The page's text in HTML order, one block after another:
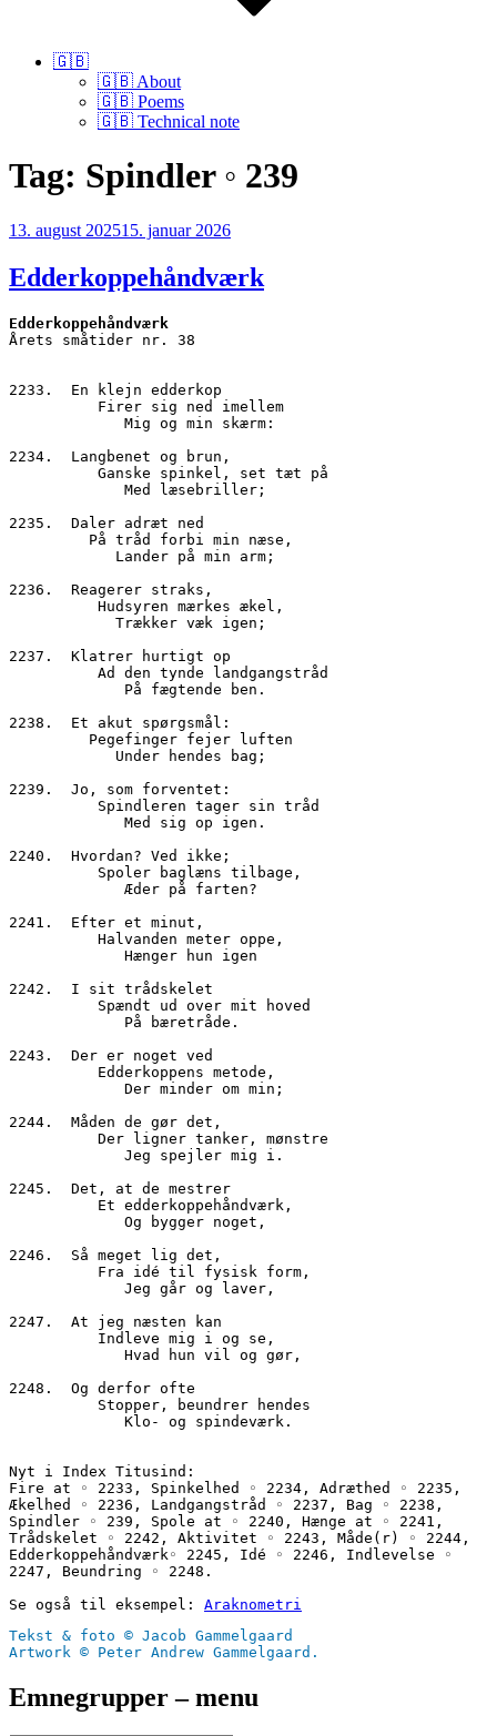
🇬🇧
🇬🇧 About
🇬🇧 Poems
🇬🇧 Technical note
Tag: Spindler ◦ 239
Udgivet
13. august 202515. januar 2026
Edderkoppehåndværk
Edderkoppehåndværk
Årets småtider nr. 38
2233.  En klejn edderkop
          Firer sig ned imellem
             Mig og min skærm:
2234.  Langbenet og brun,
          Ganske spinkel, set tæt på
             Med læsebriller;
2235.  Daler adræt ned
         På tråd forbi min næse,
            Lander på min arm;
2236.  Reagerer straks,
          Hudsyren mærkes ækel,
            Trækker væk igen;
2237.  Klatrer hurtigt op
          Ad den tynde landgangstråd
             På fægtende ben.
2238.  Et akut spørgsmål:
         Pegefinger fejer luften
            Under hendes bag;
2239.  Jo, som forventet:
          Spindleren tager sin tråd
             Med sig op igen.
2240.  Hvordan? Ved ikke;
          Spoler baglæns tilbage,
             Æder på farten?
2241.  Efter et minut,
          Halvanden meter oppe,
             Hænger hun igen
2242.  I sit trådskelet
          Spændt ud over mit hoved
             På bæretråde.
2243.  Der er noget ved
          Edderkoppens metode,
             Der minder om min;
2244.  Måden de gør det,
          Der ligner tanker, mønstre
             Jeg spejler mig i.
2245.  Det, at de mestrer
          Et edderkoppehåndværk,
             Og bygger noget,
2246.  Så meget lig det,
          Fra idé til fysisk form,
             Jeg går og laver,
2247.  At jeg næsten kan
          Indleve mig i og se,
             Hvad hun vil og gør,
2248.  Og derfor ofte
          Stopper, beundrer hendes
             Klo- og spindeværk.
Nyt i Index Titusind:
Fire at ◦ 2233, Spinkelhed ◦ 2234, Adræthed ◦ 2235,
Ækelhed ◦ 2236, Landgangstråd ◦ 2237, Bag ◦ 2238,
Spindler ◦ 239, Spole at ◦ 2240, Hænge at ◦ 2241,
Trådskelet ◦ 2242, Aktivitet ◦ 2243, Måde(r) ◦ 2244,
Edderkoppehåndværk◦ 2245, Idé ◦ 2246, Indlevelse ◦
2247, Beundring ◦ 2248.
Se også til eksempel: Araknometri
Tekst & foto © Jacob Gammelgaard
Artwork © Peter Andrew Gammelgaard.
Emnegrupper – menu